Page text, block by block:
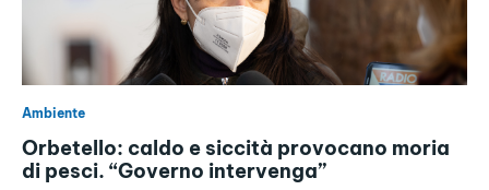
Ambiente
Orbetello: caldo e siccità provocano moria
di pesci. “Governo intervenga”